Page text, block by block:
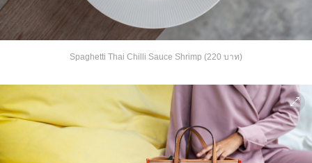
Spaghetti Thai Chilli Sauce Shrimp (220 บาท)